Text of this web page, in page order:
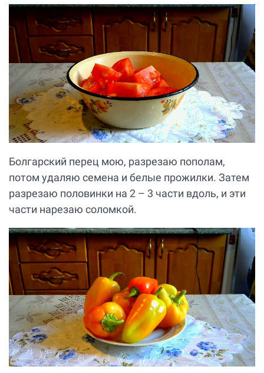
Болгарский перец мою, разрезаю пополам,
потом удаляю семена и белые прожилки. Затем
разрезаю половинки на 2 – 3 части вдоль, и эти
части нарезаю соломкой.